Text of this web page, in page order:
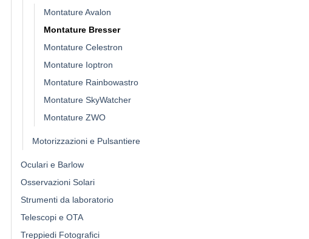
Montature Avalon
Montature Bresser
Montature Celestron
Montature Ioptron
Montature Rainbowastro
Montature SkyWatcher
Montature ZWO
Motorizzazioni e Pulsantiere
Oculari e Barlow
Osservazioni Solari
Strumenti da laboratorio
Telescopi e OTA
Treppiedi Fotografici